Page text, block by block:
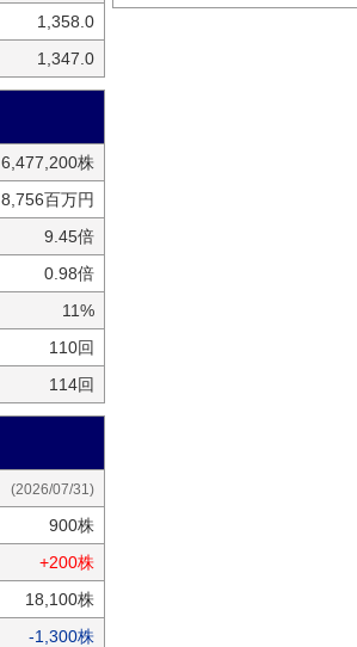
1,358.0
1,347.0
6,477,200株
8,756百万円
9.45倍
0.98倍
11%
110回
114回
(2026/07/31)
900株
+200株
18,100株
-1,300株